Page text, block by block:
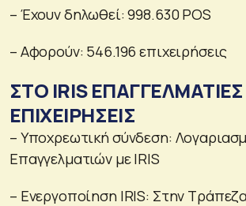
– Έχουν δηλωθεί: 998.630 POS
– Αφορούν: 546.196 επιχειρήσεις
ΣΤΟ IRIS ΕΠΑΓΓΕΛΜΑΤΙΕΣ
ΕΠΙΧΕΙΡΗΣΕΙΣ
– Υποχρεωτική σύνδεση:
Επαγγελματιών με IRIS
– Ενεργοποίηση IRIS: Στην